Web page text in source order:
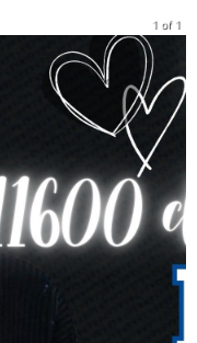
1 of 1